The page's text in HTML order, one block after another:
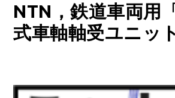
NTN，鉄道車両用
式車軸軸受ユニッ